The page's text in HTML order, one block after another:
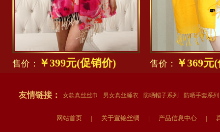
售价： ￥399元(促销价) 售价： ￥369元
友情链接： 女款真丝丝巾 男女真丝睡衣 防晒帽子系列 防晒手套系列
网站首页 | 关于宣锦丝绸 | 产品信息中心 |